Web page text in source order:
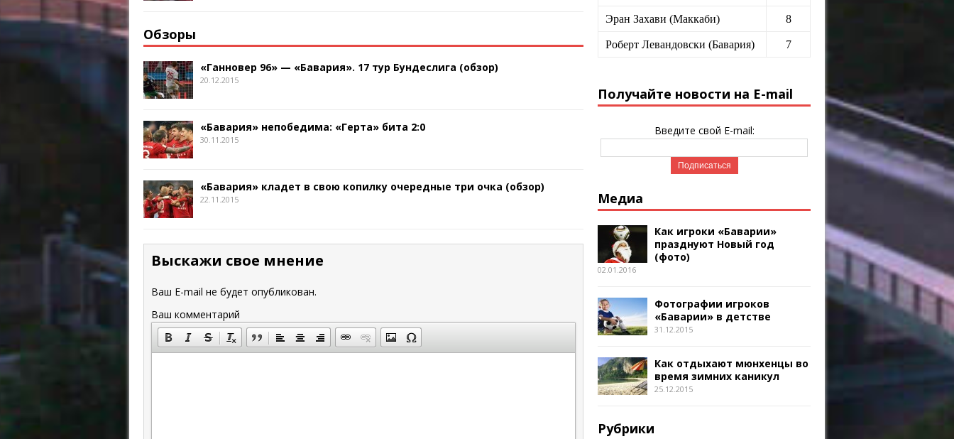
Обзоры
«Ганновер 96» — «Бавария». 17 тур Бундеслига (обзор)
20.12.2015
«Бавария» непобедима: «Герта» бита 2:0
30.11.2015
«Бавария» кладет в свою копилку очередные три очка (обзор)
22.11.2015
Выскажи свое мнение
Ваш E-mail не будет опубликован.
Ваш комментарий
Эран Захави (Маккаби) 8
Роберт Левандовски (Бавария) 7
Получайте новости на E-mail
Введите свой E-mail:
Медиа
Как игроки «Баварии»
празднуют Новый год
(фото)
02.01.2016
Фотографии игроков
«Баварии» в детстве
31.12.2015
Как отдыхают мюнхенцы во
время зимних каникул
25.12.2015
Рубрики